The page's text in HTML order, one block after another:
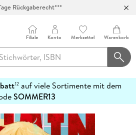
Rückgaberecht***
Filiale Konto Merkzettel Warenkorb
12auf viele Sortimente mit dem
SOMMER13